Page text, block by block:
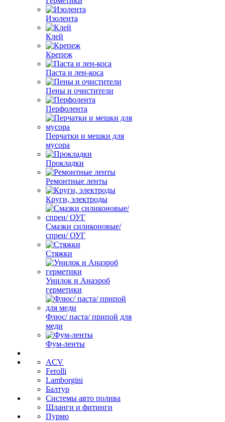
Изолента
Клей
Крепеж
Паста и лен-коса
Пены и очистители
Перфолента
Перчатки и мешки для
мусора
Прокладки
Ремонтные ленты
Круги, электроды
Смазки силиконовые/
спреи/ ОУГ
Стяжки
Унилок и Анаэроб
герметики
Флюс/ паста/ припой для
меди
Фум-ленты
ACV
Ferolli
Lamborgini
Балтур
Системы авто полива
Шланги и фитинги
Пурмо